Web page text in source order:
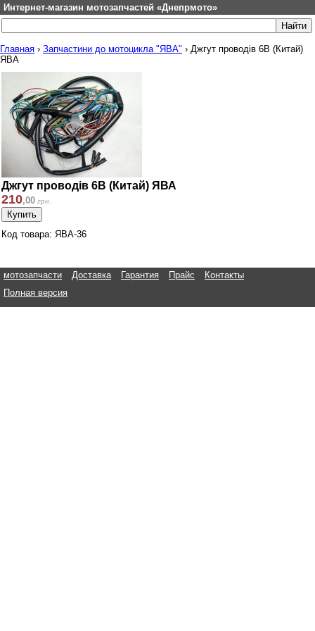
Интернет-магазин мотозапчастей «Днепрмото»
Главная › Запчастини до мотоцикла "ЯВА" › Джгут проводів 6В (Китай)
ЯВА
Джгут проводів 6В (Китай) ЯВА
210,00 грн.
Код товара: ЯВА-36
мотозапчасти Доставка Гарантия Прайс
Контакты
Полная версия